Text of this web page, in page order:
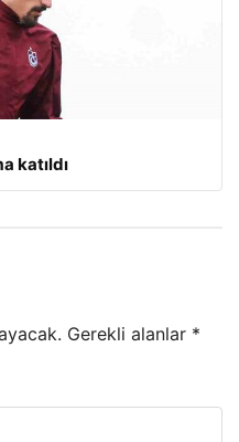
katıldı
Gerekli alanlar *